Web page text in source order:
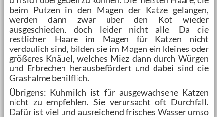
beim Putzen in den Magen der Katze gelangen,
werden dann zwar über den Kot wieder
ausgeschieden, doch leider nicht alle. Da die
restlichen Haare im Magen für Katzen nicht
verdaulich sind, bilden sie im Magen ein kleines oder
größeres Knäuel, welches Miez dann durch Würgen
und Erbrechen herausbefördert und dabei sind die
Grashalme behilflich.
Übrigens: Kuhmilch ist für ausgewachsene Katzen
nicht zu empfehlen. Sie verursacht oft Durchfall.
Dafür ist viel und ausreichend frisches Wasser umso